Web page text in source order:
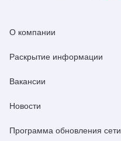
О компании
Раскрытие информации
Вакансии
Новости
Программа обновления сети